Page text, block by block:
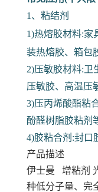
常见应用(不只
1、粘结剂
1)热熔胶材料:家
装热熔胶、箱包
2)压敏胶材料:
3)压丙烯酸酯粘